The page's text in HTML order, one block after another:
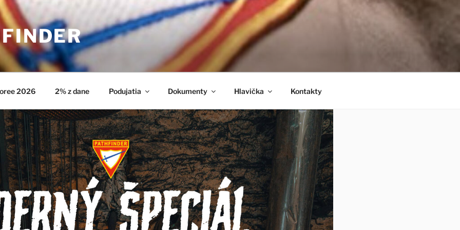
2026 2% z dane Podujatia Dokumenty Hlavička Kontakty